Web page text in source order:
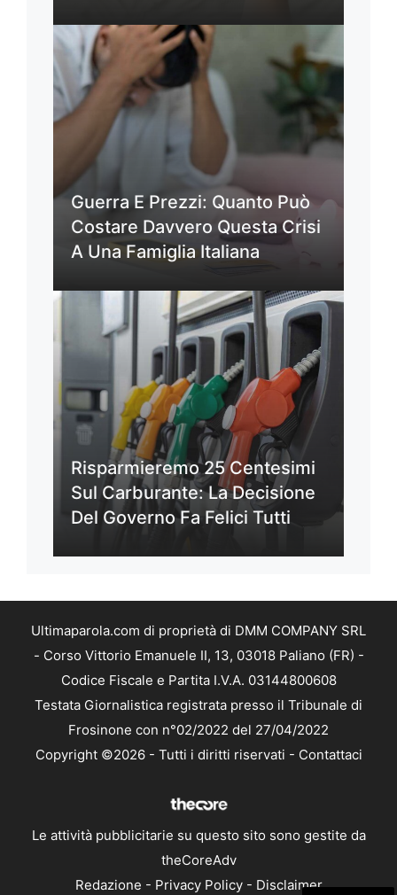
Guerra E Prezzi: Quanto Può
Costare Davvero Questa Crisi
A Una Famiglia Italiana
Risparmieremo 25 Centesimi
Sul Carburante: La Decisione
Del Governo Fa Felici Tutti
Ultimaparola.com di proprietà di DMM COMPANY SRL
- Corso Vittorio Emanuele II, 13, 03018 Paliano (FR) -
Codice Fiscale e Partita I.V.A. 03144800608
Testata Giornalistica registrata presso il Tribunale di
Frosinone con n°02/2022 del 27/04/2022
Copyright ©2026 - Tutti i diritti riservati - Contattaci
Le attività pubblicitarie su questo sito sono gestite da
theCoreAdv
Redazione - Privacy Policy- Disclaimer